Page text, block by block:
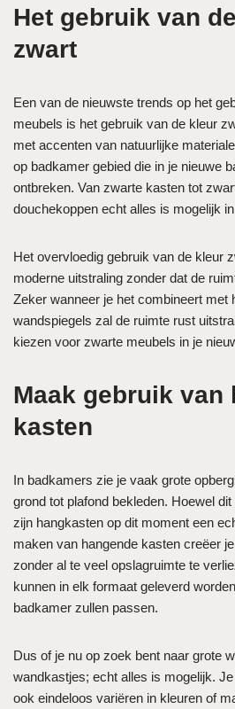
Het gebruik van
zwart
Een van de nieuwste trends op het
meubels is het gebruik van de kleur
met accenten van natuurlijke
op badkamer gebied die in je nieuwe
ontbreken. Van zwarte kasten tot
douchekoppen echt alles is mogelijk
Het overvloedig gebruik van de kleur
moderne uitstraling zonder dat de
Zeker wanneer je het combineert met
wandspiegels zal de ruimte rust
kiezen voor zwarte meubels in je
Maak gebruik van
kasten
In badkamers zie je vaak grote
grond tot plafond bekleden. Hoewel
zijn hangkasten op dit moment een
maken van hangende kasten creëer
zonder al te veel opslagruimte te
kunnen in elk formaat geleverd
badkamer zullen passen.
Dus of je nu op zoek bent naar grote
wandkastjes; echt alles is mogelijk.
ook eindeloos variëren in kleuren of